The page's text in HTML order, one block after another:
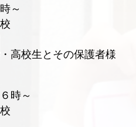
～
高校生とその保護者様
時～